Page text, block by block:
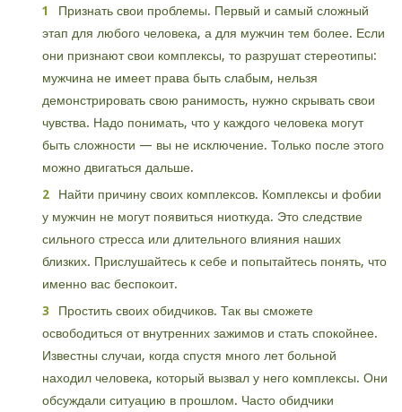
Признать свои проблемы. Первый и самый сложный
этап для любого человека, а для мужчин тем более. Если
они признают свои комплексы, то разрушат стереотипы:
мужчина не имеет права быть слабым, нельзя
демонстрировать свою ранимость, нужно скрывать свои
чувства. Надо понимать, что у каждого человека могут
быть сложности — вы не исключение. Только после этого
можно двигаться дальше.
Найти причину своих комплексов. Комплексы и фобии
у мужчин не могут появиться ниоткуда. Это следствие
сильного стресса или длительного влияния наших
близких. Прислушайтесь к себе и попытайтесь понять, что
именно вас беспокоит.
Простить своих обидчиков. Так вы сможете
освободиться от внутренних зажимов и стать спокойнее.
Известны случаи, когда спустя много лет больной
находил человека, который вызвал у него комплексы. Они
обсуждали ситуацию в прошлом. Часто обидчики